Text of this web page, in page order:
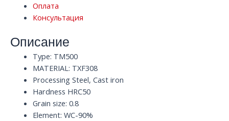
канавками
TM500
HRC50
D3.0
quantity
Оплата
Консультация
Описание
Type: TM500
MATERIAL: TXF308
Processing Steel, Cast iron
Hardness HRC50
Grain size: 0.8
Element: WC-90%